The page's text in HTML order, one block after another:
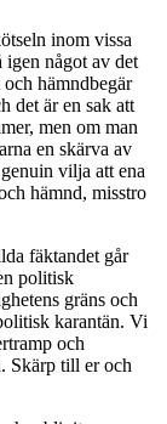
inom vissa
igen något av det
hämndbegär
det är en sak att
men om man
en skärva av
vilja att ena
hämnd, misstro
fäktandet går
politisk
gräns och
karantän. Vi
och
Skärp till er och